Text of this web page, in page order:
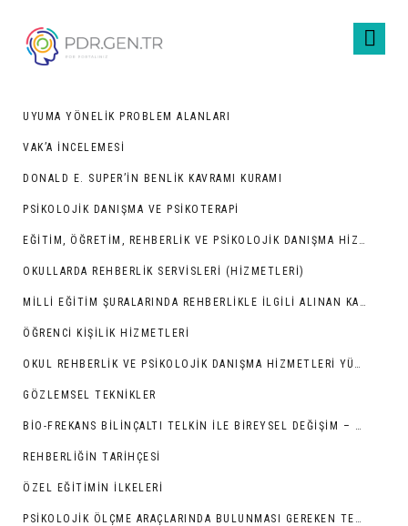
UYUMA YÖNELIK PROBLEM ALANLARI
VAK’A İNCELEMESI
DONALD E. SUPER’IN BENLIK KAVRAMI KURAMI
PSIKOLOJIK DANIŞMA VE PSIKOTERAPI
EĞITIM, ÖĞRETIM, REHBERLIK VE PSIKOLOJIK DANIŞMA HIZMETLERI
OKULLARDA REHBERLIK SERVISLERI (HIZMETLERI)
MILLI EĞITIM ŞURALARINDA REHBERLIKLE İLGILI ALINAN KARARLAR
ÖĞRENCI KIŞILIK HIZMETLERI
OKUL REHBERLIK VE PSIKOLOJIK DANIŞMA HIZMETLERI YÜRÜTME KOMISYONUNUN KURULUŞU VE GÖREVLERI
GÖZLEMSEL TEKNIKLER
BIO-FREKANS BILINÇALTI TELKIN İLE BIREYSEL DEĞIŞIM – GELIŞIM
REHBERLIĞIN TARIHÇESI
ÖZEL EĞITIMIN İLKELERI
PSIKOLOJIK ÖLÇME ARAÇLARINDA BULUNMASI GEREKEN TEKNIK ÖZELLIKLER